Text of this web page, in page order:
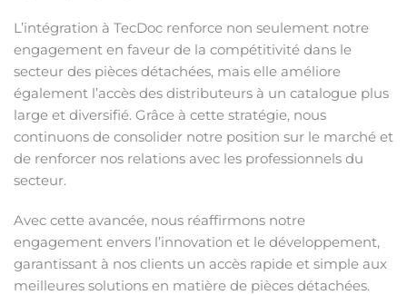
L’intégration à TecDoc renforce non seulement notre
engagement en faveur de la compétitivité dans le
secteur des pièces détachées, mais elle améliore
également l’accès des distributeurs à un catalogue plus
large et diversifié. Grâce à cette stratégie, nous
continuons de consolider notre position sur le marché et
de renforcer nos relations avec les professionnels du
secteur.
Avec cette avancée, nous réaffirmons notre
engagement envers l’innovation et le développement,
garantissant à nos clients un accès rapide et simple aux
meilleures solutions en matière de pièces détachées.